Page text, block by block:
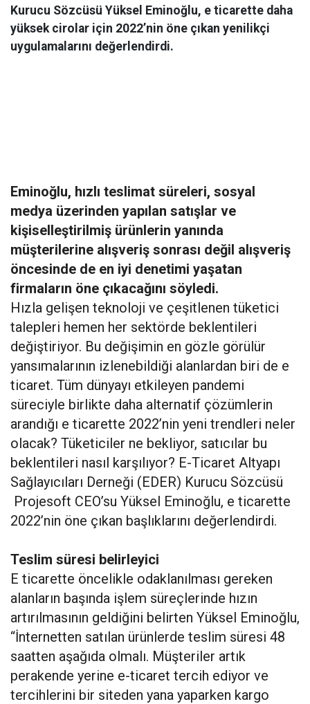
Kurucu Sözcüsü Yüksel Eminoğlu, e ticarette daha
yüksek cirolar için 2022’nin öne çıkan yenilikçi
uygulamalarını değerlendirdi.
Eminoğlu, hızlı teslimat süreleri, sosyal
medya üzerinden yapılan satışlar ve
kişiselleştirilmiş ürünlerin yanında
müşterilerine alışveriş sonrası değil alışveriş
öncesinde de en iyi denetimi yaşatan
firmaların öne çıkacağını söyledi.
Hızla gelişen teknoloji ve çeşitlenen tüketici
talepleri hemen her sektörde beklentileri
değiştiriyor. Bu değişimin en gözle görülür
yansımalarının izlenebildiği alanlardan biri de e
ticaret. Tüm dünyayı etkileyen pandemi
süreciyle birlikte daha alternatif çözümlerin
arandığı e ticarette 2022’nin yeni trendleri neler
olacak? Tüketiciler ne bekliyor, satıcılar bu
beklentileri nasıl karşılıyor? E-Ticaret Altyapı
Sağlayıcıları Derneği (EDER) Kurucu Sözcüsü
Projesoft CEO’su Yüksel Eminoğlu, e ticarette
2022’nin öne çıkan başlıklarını değerlendirdi.
Teslim süresi belirleyici
E ticarette öncelikle odaklanılması gereken
alanların başında işlem süreçlerinde hızın
artırılmasının geldiğini belirten Yüksel Eminoğlu,
“İnternetten satılan ürünlerde teslim süresi 48
saatten aşağıda olmalı. Müşteriler artık
perakende yerine e-ticaret tercih ediyor ve
tercihlerini bir siteden yana yaparken kargo